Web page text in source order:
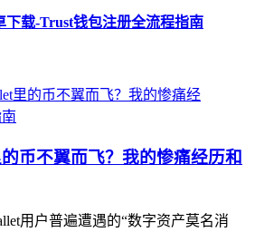
下载-Trust钱包注册全流程指南
币不翼而飞？我的惨痛经历和
用户普遍遭遇的“数字资产莫名消